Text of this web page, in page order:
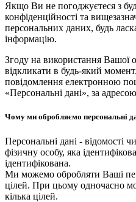
Якщо Ви не погоджуєтеся з
конфіденційності та
персональних даних, будь
інформацію.
Згоду на використання Вашої
відкликати в будь-який
повідомлення електронною
«Персональні дані», за
Чому ми обробляємо персональні
Персональні дані - відомості
фізичну особу, яка
ідентифікована.
Ми можемо обробляти Ваші
цілей. При цьому одночасно
кілька цілей.